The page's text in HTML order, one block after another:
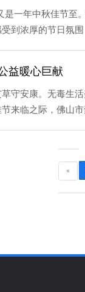
一年中秋佳节
到浓厚的节日氛围
益暖心巨献
守安康。无毒生
来临之际，佛山
«